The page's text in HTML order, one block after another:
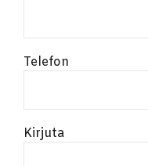
Telefon
Kirjuta